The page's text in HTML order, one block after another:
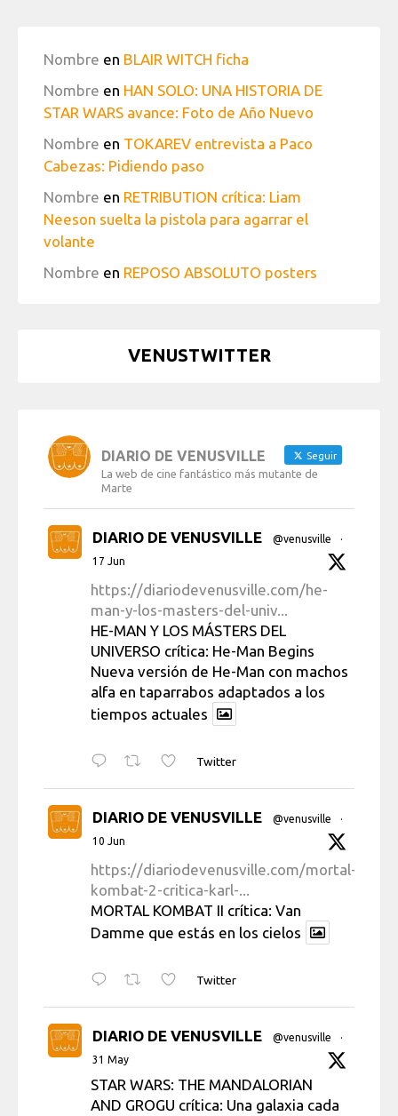
Nombre en BLAIR WITCH ficha
Nombre en HAN SOLO: UNA HISTORIA DE
STAR WARS avance: Foto de Año Nuevo
Nombre en TOKAREV entrevista a Paco
Cabezas: Pidiendo paso
Nombre en RETRIBUTION crítica: Liam
Neeson suelta la pistola para agarrar el
volante
Nombre en REPOSO ABSOLUTO posters
VENUSTWITTER
DIARIO DE VENUSVILLE Seguir
La web de cine fantástico más mutante de
Marte
DIARIO DE VENUSVILLE @venusville
·
17 Jun
https://diariodevenusville.com/he-
man-y-los-masters-del-univ...
HE-MAN Y LOS MÁSTERS DEL
UNIVERSO crítica: He-Man Begins
Nueva versión de He-Man con machos
alfa en taparrabos adaptados a los
tiempos actuales
Twitter
DIARIO DE VENUSVILLE @venusville
·
10 Jun
https://diariodevenusville.com/mortal-
kombat-2-critica-karl-...
MORTAL KOMBAT II crítica: Van
Damme que estás en los cielos
Twitter
DIARIO DE VENUSVILLE @venusville
·
31 May
STAR WARS: THE MANDALORIAN
AND GROGU crítica: Una galaxia cada